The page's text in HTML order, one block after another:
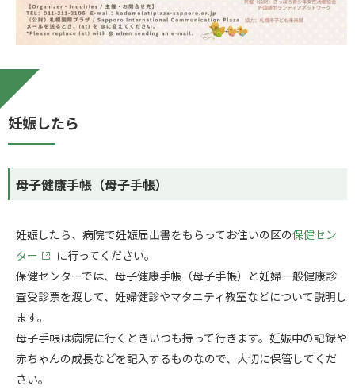
妊娠したら
母子健康手帳（母子手帳）
妊娠したら、病院で妊娠届出書をもらってお住いの区の保健セン
ター
に行ってください。
保健センターでは、母子健康手帳（母子手帳）と妊婦一般健康診
査受診票を渡して、妊婦健診やマタニティ教室などについて説明し
ます。
母子手帳は病院に行くときいつも持って行きます。妊娠中の記録や
赤ちゃんの成長などを記入するものなので、大切に保管してくだ
さい。